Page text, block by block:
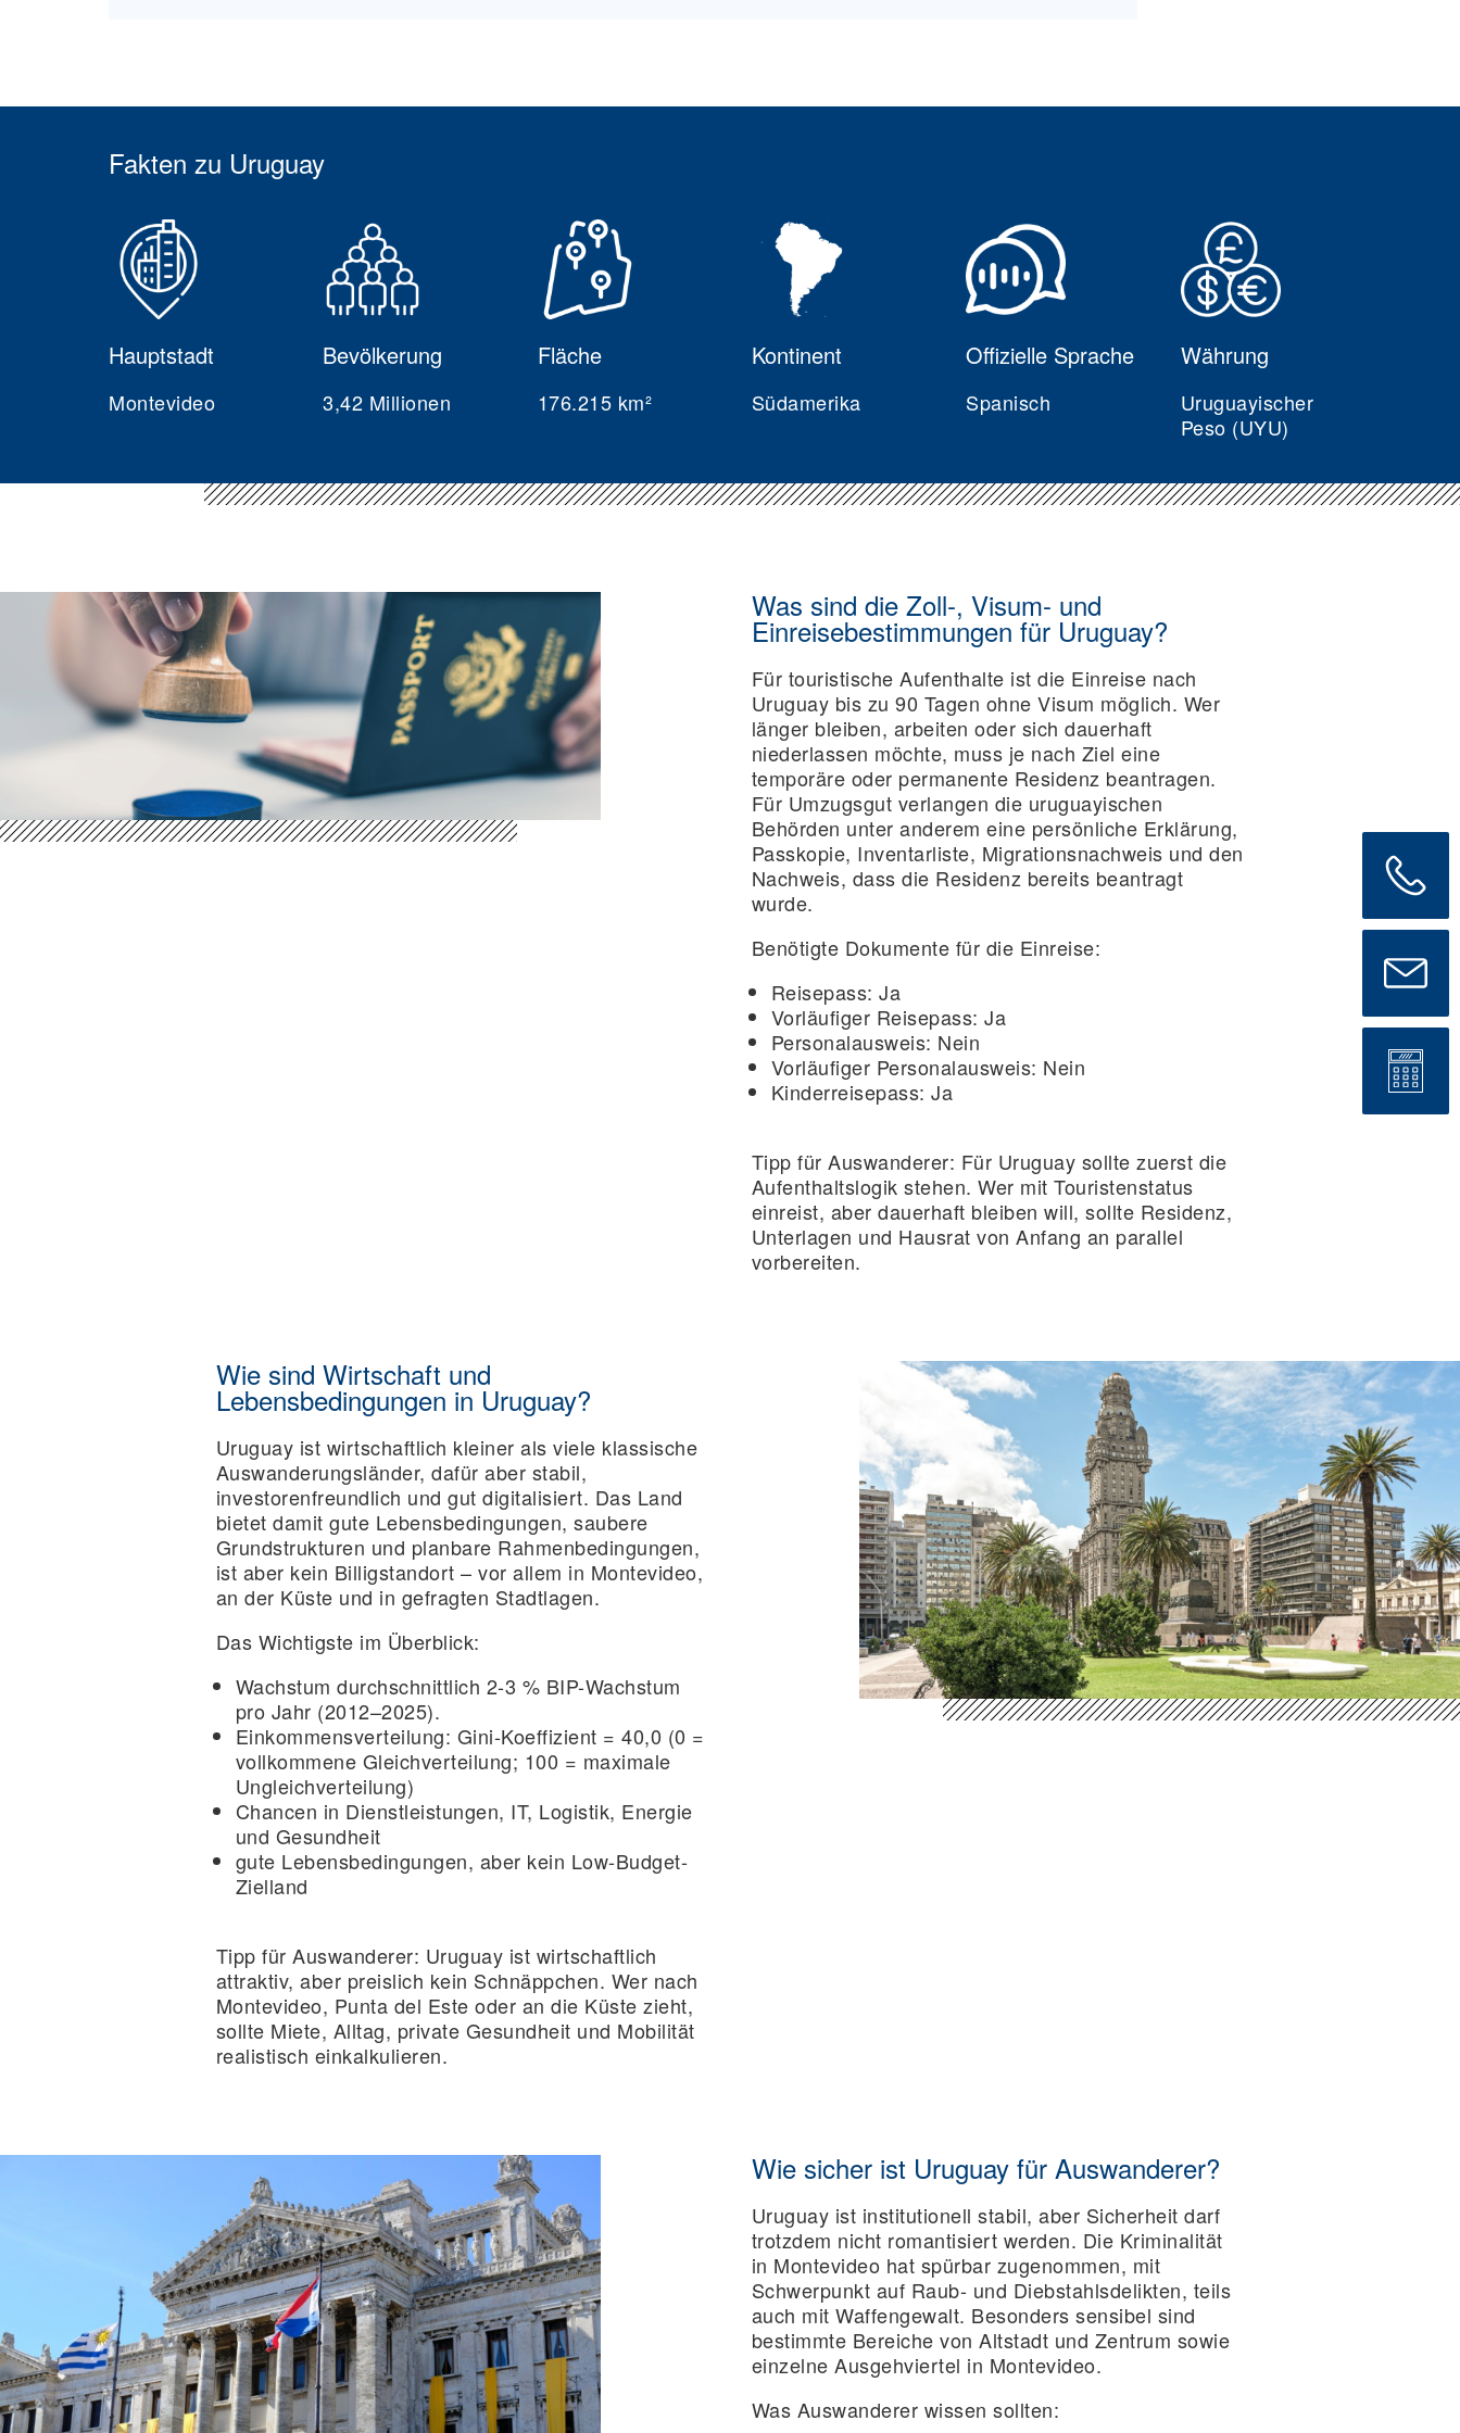
Fakten zu Uruguay
Hauptstadt
Montevideo
Bevölkerung
3,42 Millionen
Fläche
176.215 km²
Kontinent
Südamerika
Offizielle Sprache
Spanisch
Währung
Uruguayischer
Peso (UYU)
Was sind die Zoll-, Visum- und
Einreisebestimmungen für Uruguay?
Für touristische Aufenthalte ist die Einreise nach
Uruguay bis zu 90 Tagen ohne Visum möglich. Wer
länger bleiben, arbeiten oder sich dauerhaft
niederlassen möchte, muss je nach Ziel eine
temporäre oder permanente Residenz beantragen.
Für Umzugsgut verlangen die uruguayischen
Behörden unter anderem eine persönliche Erklärung,
Passkopie, Inventarliste, Migrationsnachweis und den
Nachweis, dass die Residenz bereits beantragt
wurde.
Benötigte Dokumente für die Einreise:
Reisepass: Ja
Vorläufiger Reisepass: Ja
Personalausweis: Nein
Vorläufiger Personalausweis: Nein
Kinderreisepass: Ja
Tipp für Auswanderer: Für Uruguay sollte zuerst die
Aufenthaltslogik stehen. Wer mit Touristenstatus
einreist, aber dauerhaft bleiben will, sollte Residenz,
Unterlagen und Hausrat von Anfang an parallel
vorbereiten.
Wie sind Wirtschaft und
Lebensbedingungen in Uruguay?
Uruguay ist wirtschaftlich kleiner als viele klassische
Auswanderungsländer, dafür aber stabil,
investorenfreundlich und gut digitalisiert. Das Land
bietet damit gute Lebensbedingungen, saubere
Grundstrukturen und planbare Rahmenbedingungen,
ist aber kein Billigstandort – vor allem in Montevideo,
an der Küste und in gefragten Stadtlagen.
Das Wichtigste im Überblick:
Wachstumdurchschnittlich 2-3 % BIP-Wachstum
pro Jahr (2012–2025).
Einkommensverteilung: Gini-Koeffizient = 40,0 (0 =
vollkommene Gleichverteilung; 100 = maximale
Ungleichverteilung)
Chancen in Dienstleistungen, IT, Logistik, Energie
und Gesundheit
gute Lebensbedingungen, aber kein Low-Budget-
Zielland
Tipp für Auswanderer: Uruguay ist wirtschaftlich
attraktiv, aber preislich kein Schnäppchen. Wer nach
Montevideo, Punta del Este oder an die Küste zieht,
sollte Miete, Alltag, private Gesundheit und Mobilität
realistisch einkalkulieren.
Wie sicher ist Uruguay für Auswanderer?
Uruguay ist institutionell stabil, aber Sicherheit darf
trotzdem nicht romantisiert werden. Die Kriminalität
in Montevideo hat spürbar zugenommen, mit
Schwerpunkt auf Raub- und Diebstahlsdelikten, teils
auch mit Waffengewalt. Besonders sensibel sind
bestimmte Bereiche von Altstadt und Zentrum sowie
einzelne Ausgehviertel in Montevideo.
Was Auswanderer wissen sollten: